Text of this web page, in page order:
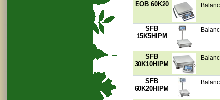
EOB 60K20
SFB
15K5HIPM
SFB
30K10HIPM
SFB
60K20HIPM